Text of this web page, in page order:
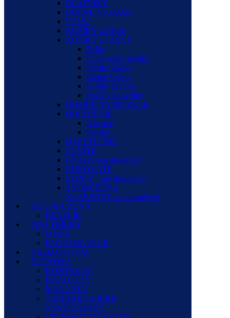
BLATNÍKY
BOČNÉ STOJANY
FĽAŠE
KOŠÍKY na fľaše
KOŠÍKY a TAŠKY
Tašky
Univerzálne košíky
Predné košíky
Zadné košíky
Košíky pre psy
Poťahy na košíky
NOSIČE NA BICYKLE
OBLEČENIE
Dámske
Pánske
OSVETLENIE
PLÁŠTE
PRILBY pre dospelých
RUKOVÄTE
SEDLÁ – pre dospelých
ZVONČEKY a
KLAKSÓNY pre dospelých
DETSKÁ ZÓNA
KENZLÍK
NÁŠ PRÍBEH
O NÁS
FACTORY TOUR
PREDAJCOVIA
PODPORA
KONTAKTY
KATALÓGY
MANUÁLY
TECHNOLOGICKÉ
VYSVETLIVKY